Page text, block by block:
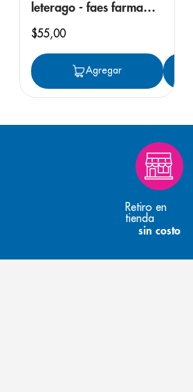
leterago - faes farma
cápsulas
$55,00
Agregar
Retiro en
tienda
sin costo